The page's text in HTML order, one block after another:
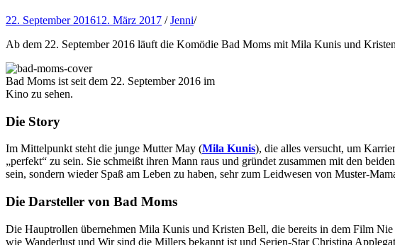
22. September 201612. März 2017 /Jenni/
Ab dem 22. September 2016 läuft die Komödie Bad Moms mit Mila Kunis und
Bad Moms ist seit dem 22. September 2016 im
Kino zu sehen.
Die Story
Im Mittelpunkt steht die junge Mutter May (Mila Kunis), die alles versucht, um
„perfekt“ zu sein. Sie schmeißt ihren Mann raus und gründet zusammen mit den
sein, sondern wieder Spaß am Leben zu haben, sehr zum Leidwesen von Muster-
Die Darsteller von Bad Moms
Die Hauptrollen übernehmen Mila Kunis und Kristen Bell, die bereits in dem Film
wie Wanderlust und Wir sind die Millers bekannt ist und Serien-Star Christina